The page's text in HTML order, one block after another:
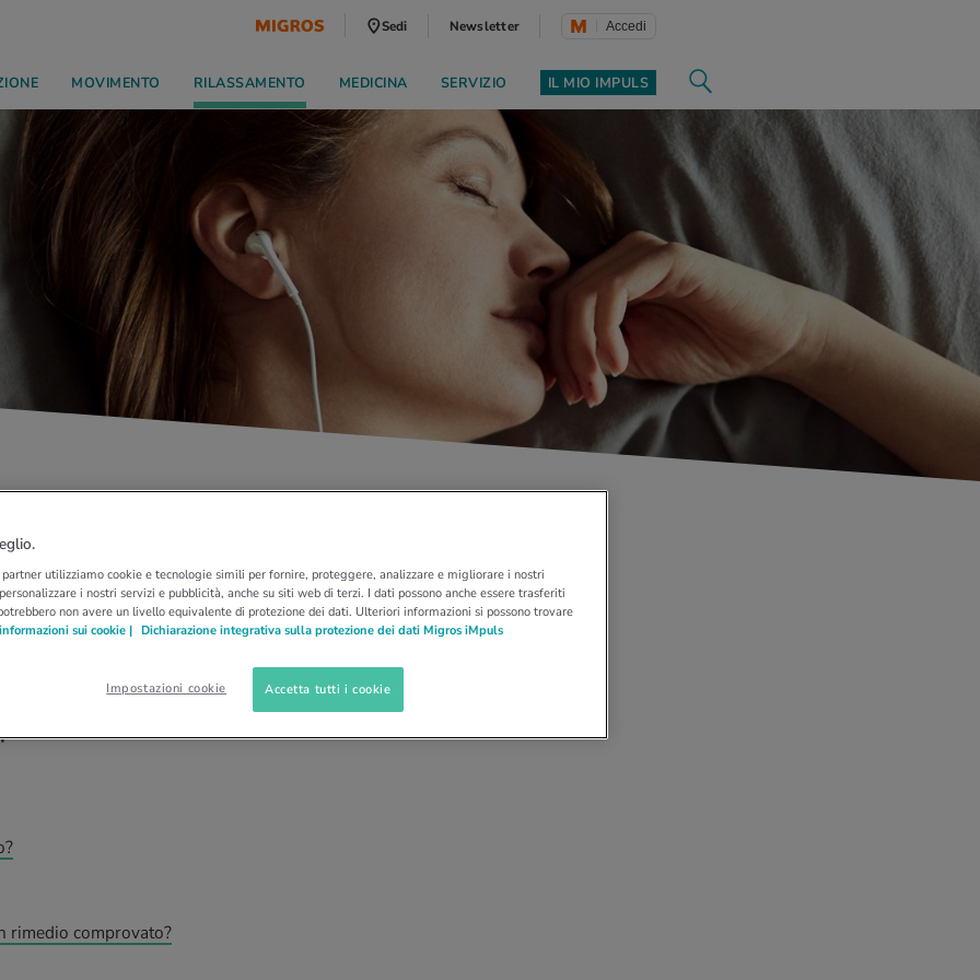
Sedi Newsletter Accedi
MOVIMENTO RILASSAMENTO MEDICINA SERVIZIO IL MIO IMPULS
aiuta ad
fra i 20 farmaci prescritti più di frequente
non la prescrive nessun medico - nonostante
senza effetti collaterali.
rimedio comprovato?
utilizziamo cookie e tecnologie simili per fornire, proteggere, analizzare e migliorare i nostri
i nostri servizi e pubblicità, anche su siti web di terzi. I dati possono anche essere trasferiti
non avere un livello equivalente di protezione dei dati. Ulteriori informazioni si possono trovare
informazioni sui cookie | Dichiarazione integrativa sulla protezione dei dati Migros iMpuls
Impostazioni cookie Accetta tutti i cookie